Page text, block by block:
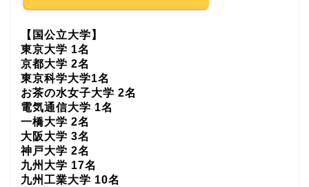
【国公立大学】
東京大学 1名
京都大学 2名
東京科学大学1名
お茶の水女子大学 2名
電気通信大学 1名
一橋大学 2名
大阪大学 3名
神戸大学 2名
九州大学 17名
九州工業大学 10名